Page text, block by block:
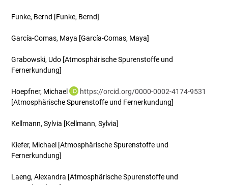
Funke, Bernd [Funke, Bernd]
García-Comas, Maya [García-Comas, Maya]
Grabowski, Udo [Atmosphärische Spurenstoffe und
Fernerkundung]
Hoepfner, Michael
https://orcid.org/0000-0002-4174-9531
[Atmosphärische Spurenstoffe und Fernerkundung]
Kellmann, Sylvia [Kellmann, Sylvia]
Kiefer, Michael [Atmosphärische Spurenstoffe und
Fernerkundung]
Laeng, Alexandra [Atmosphärische Spurenstoffe und